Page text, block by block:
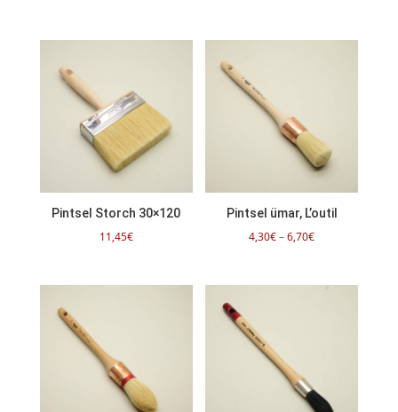
Pintsel Storch 30×120
11,45€
Pintsel ümar, L’outil
4,30€–6,70€Hinnavahemik:
kuni